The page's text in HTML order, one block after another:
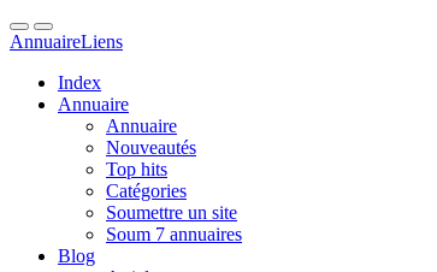
AnnuaireLiens
Index
Annuaire
Annuaire
Nouveautés
Top hits
Catégories
Soumettre un site
Soum 7 annuaires
Blog